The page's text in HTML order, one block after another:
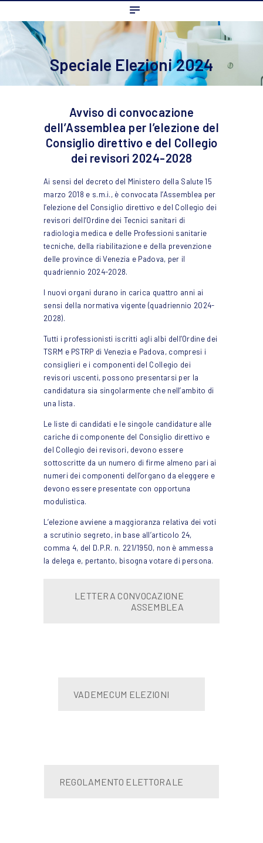
Speciale Elezioni 2024
L’ordine
Ambito Professionale
Formazione
Contatti
Avviso di convocazione
dell’Assemblea per l’elezione del
Consiglio direttivo e del Collegio
dei revisori 2024-2028
Ai sensi del decreto del Ministero della Salute 15
marzo 2018 e s.m.i., è convocata l’Assemblea per
l’elezione del Consiglio direttivo e del Collegio dei
revisori dell’Ordine dei Tecnici sanitari di
radiologia medica e delle Professioni sanitarie
tecniche, della riabilitazione e della prevenzione
delle province di Venezia e Padova, per il
quadriennio 2024-2028.
I nuovi organi durano in carica quattro anni ai
sensi della normativa vigente (quadriennio 2024-
2028).
Tutti i professionisti iscritti agli albi dell’Ordine dei
TSRM e PSTRP di Venezia e Padova, compresi i
consiglieri e i componenti del Collegio dei
revisori uscenti, possono presentarsi per la
candidatura sia singolarmente che nell’ambito di
una lista.
Le liste di candidati e le singole candidature alle
cariche di componente del Consiglio direttivo e
del Collegio dei revisori, devono essere
sottoscritte da un numero di firme almeno pari ai
numeri dei componenti dell’organo da eleggere e
devono essere presentate con opportuna
modulistica.
L’elezione avviene a maggioranza relativa dei voti
a scrutinio segreto, in base all’articolo 24,
comma 4, del D.P.R. n. 221/1950, non è ammessa
la delega e, pertanto, bisogna votare di persona.
LETTERA CONVOCAZIONE
ASSEMBLEA
VADEMECUM ELEZIONI
REGOLAMENTO ELETTORALE